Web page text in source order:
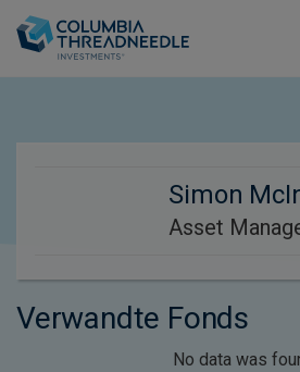
Simon
Asset
Verwandte Fonds
No data was